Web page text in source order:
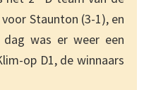
Staunton (3-1), en
was er weer een
op D1, de winnaars